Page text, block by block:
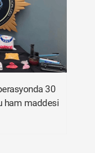
30
ham maddesi